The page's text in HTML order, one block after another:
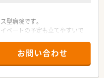
型病院です。
ベートの予定も立てやすいで
ざいます。
お問い合わせ